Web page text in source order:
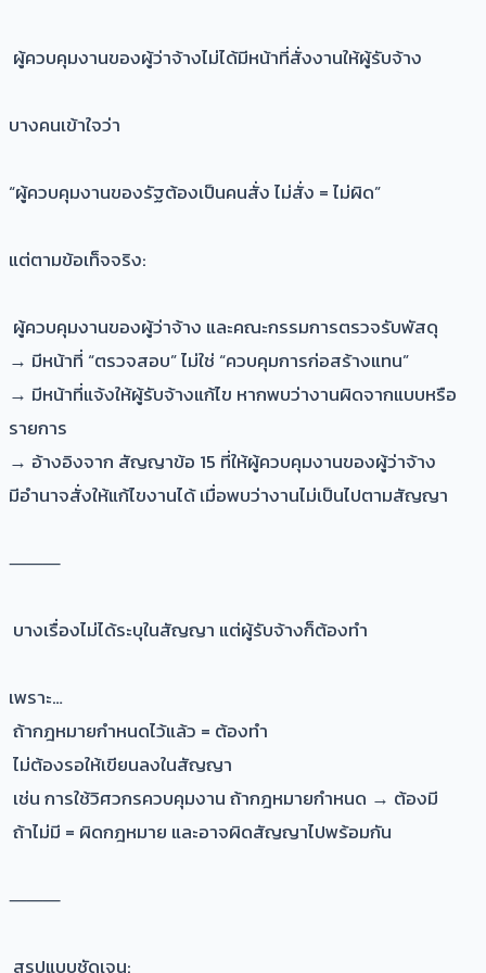
ผู้ควบคุมงานของผู้ว่าจ้างไม่ได้มีหน้าที่สั่งงานให้ผู้รับจ้าง
บางคนเข้าใจว่า
“ผู้ควบคุมงานของรัฐต้องเป็นคนสั่ง ไม่สั่ง = ไม่ผิด”
แต่ตามข้อเท็จจริง:
ผู้ควบคุมงานของผู้ว่าจ้าง และคณะกรรมการตรวจรับพัสดุ
→ มีหน้าที่ “ตรวจสอบ” ไม่ใช่ “ควบคุมการก่อสร้างแทน”
→ มีหน้าที่แจ้งให้ผู้รับจ้างแก้ไข หากพบว่างานผิดจากแบบหรือ
รายการ
→ อ้างอิงจาก สัญญาข้อ 15 ที่ให้ผู้ควบคุมงานของผู้ว่าจ้าง
มีอำนาจสั่งให้แก้ไขงานได้ เมื่อพบว่างานไม่เป็นไปตามสัญญา
⸻
บางเรื่องไม่ได้ระบุในสัญญา แต่ผู้รับจ้างก็ต้องทำ
เพราะ…
ถ้ากฎหมายกำหนดไว้แล้ว = ต้องทำ
ไม่ต้องรอให้เขียนลงในสัญญา
เช่น การใช้วิศวกรควบคุมงาน ถ้ากฎหมายกำหนด → ต้องมี
ถ้าไม่มี = ผิดกฎหมาย และอาจผิดสัญญาไปพร้อมกัน
⸻
สรุปแบบชัดเจน: